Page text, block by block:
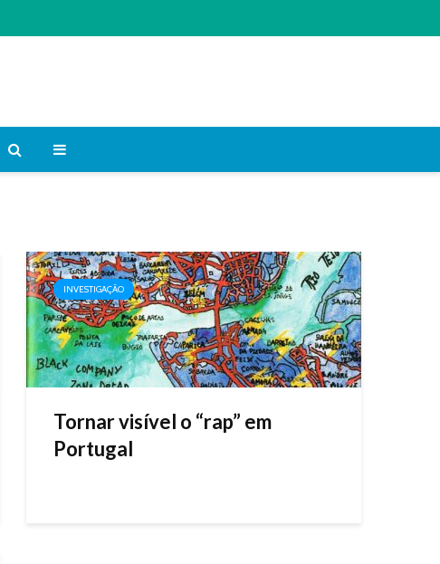
INVESTIGAÇÃO
Tornar visível o “rap” em
Portugal